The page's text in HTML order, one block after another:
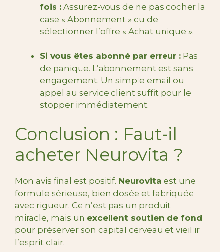
fois : Assurez-vous de ne pas cocher la
case « Abonnement » ou de
sélectionner l’offre « Achat unique ».
Si vous êtes abonné par erreur : Pas
de panique. L’abonnement est sans
engagement. Un simple email ou
appel au service client suffit pour le
stopper immédiatement.
Conclusion : Faut-il
acheter Neurovita ?
Mon avis final est positif. Neurovita est une
formule sérieuse, bien dosée et fabriquée
avec rigueur. Ce n’est pas un produit
miracle, mais un excellent soutien de fond
pour préserver son capital cerveau et vieillir
l’esprit clair.